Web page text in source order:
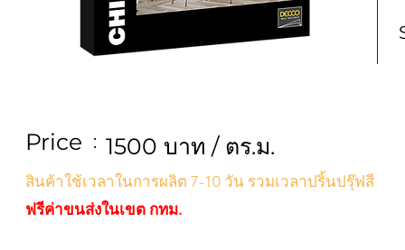
Price : 1500 บาท / ตร.ม.
สินค้าใช้เวลาในการผลิต 7-10 วัน รวมเวลาปริ้นปรุ๊ฟสี
ฟรีค่าขนส่งในเขต กทม.